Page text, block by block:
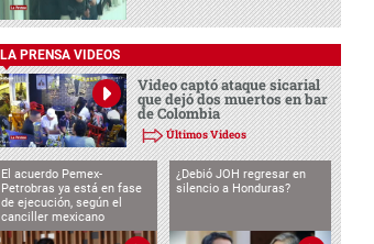
LA PRENSA VIDEOS
Video captó ataque sicarial
que dejó dos muertos en bar
de Colombia
Últimos Videos
El acuerdo Pemex-
Petrobras ya está en fase
de ejecución, según el
canciller mexicano
¿Debió JOH regresar en
silencio a Honduras?